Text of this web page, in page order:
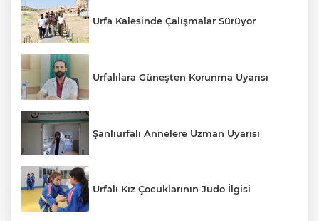
Urfa Kalesinde Çalışmalar Sürüyor
Urfalılara Güneşten Korunma Uyarısı
Şanlıurfalı Annelere Uzman Uyarısı
Urfalı Kız Çocuklarının Judo İlgisi